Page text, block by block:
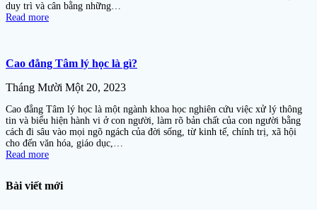
duy trì và cân bằng những…
Read more
Cao đẳng Tâm lý học là gì?
Tháng Mười Một 20, 2023
Cao đẳng Tâm lý học là một ngành khoa học nghiên cứu việc xử lý thông
tin và biểu hiện hành vi ở con người, làm rõ bản chất của con người bằng
cách đi sâu vào mọi ngõ ngách của đời sống, từ kinh tế, chính trị, xã hội
cho đến văn hóa, giáo dục,…
Read more
Bài viết mới